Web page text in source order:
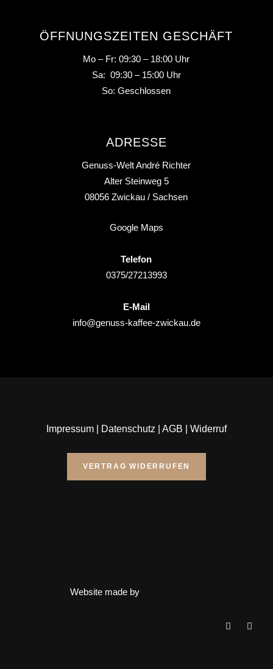
ÖFFNUNGSZEITEN GESCHÄFT
Mo – Fr: 09:30 – 18:00 Uhr
Sa: 09:30 – 15:00 Uhr
So: Geschlossen
ADRESSE
Genuss-Welt André Richter
Alter Steinweg 5
08056 Zwickau / Sachsen
Google Maps
Telefon
0375/27213993
E-Mail
info@genuss-kaffee-zwickau.de
Impressum| Datenschutz AGB Widerruf
VERTRAG WIDERRUFEN
Website made by